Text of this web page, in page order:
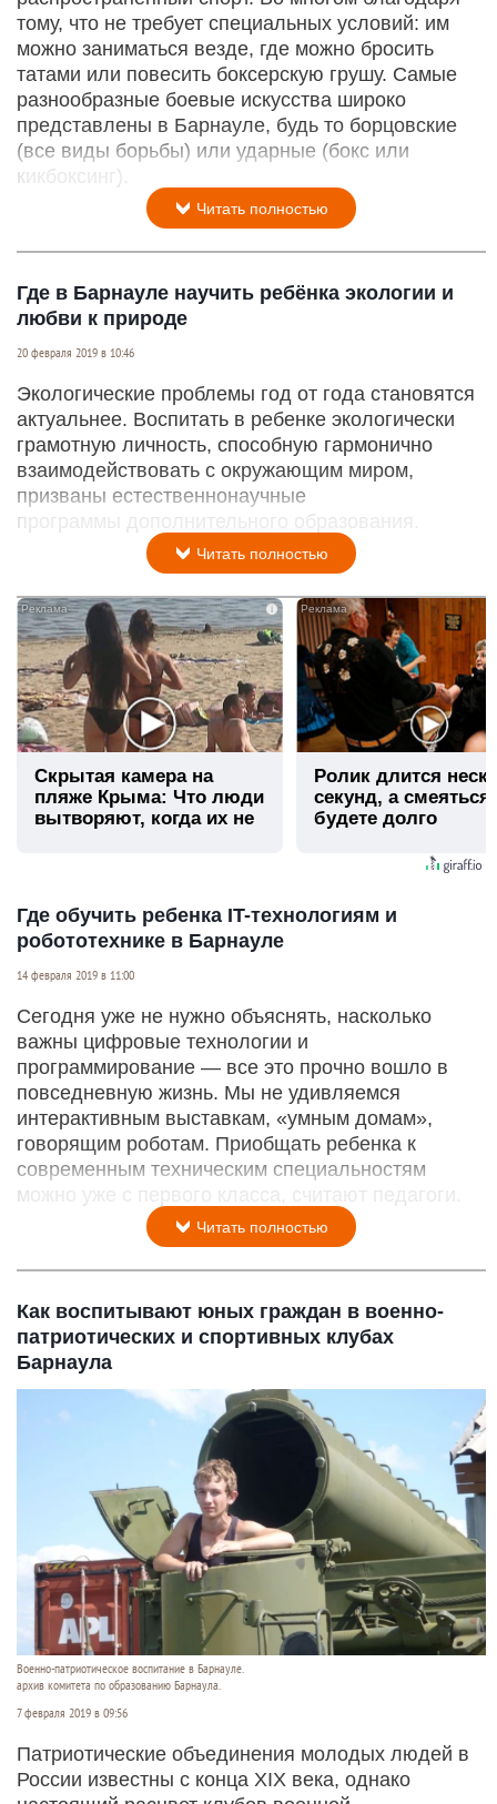
тому, что не требует специальных условий: им
можно заниматься везде, где можно бросить
татами или повесить боксерскую грушу. Самые
разнообразные боевые искусства широко
представлены в Барнауле, будь то борцовские
(все виды борьбы) или ударные (бокс или
кикбоксинг).
Читать полностью
Где в Барнауле научить ребёнка экологии и
любви к природе
20 февраля 2019 в 10:46
Экологические проблемы год от года становятся
актуальнее. Воспитать в ребенке экологически
грамотную личность, способную гармонично
взаимодействовать с окружающим миром,
призваны естественнонаучные
программы дополнительного образования.
Читать полностью
i
Скрытая камера на
пляже Крыма: Что люди
вытворяют, когда их не
Ролик длится
секунд, а
будете долго
Где обучить ребенка IT-технологиям и
робототехнике в Барнауле
14 февраля 2019 в 11:00
Сегодня уже не нужно объяснять, насколько
важны цифровые технологии и
программирование — все это прочно вошло в
повседневную жизнь. Мы не удивляемся
интерактивным выставкам, «умным домам»,
говорящим роботам. Приобщать ребенка к
современным техническим специальностям
можно уже с первого класса, считают педагоги.
Читать полностью
Как воспитывают юных граждан в военно-
патриотических и спортивных клубах
Барнаула
Военно-патриотическое воспитание в Барнауле.
архив комитета по образованию Барнаула.
7 февраля 2019 в 09:56
Патриотические объединения молодых людей в
России известны с конца XIX века, однако